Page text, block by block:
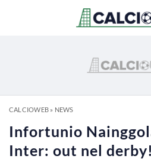
CALCIOWEB» NEWS
Infortunio
Inter: out nel derby!